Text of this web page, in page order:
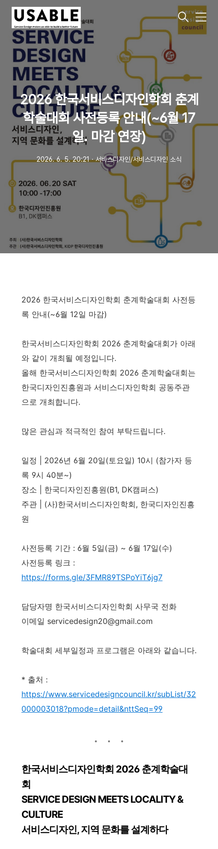
메
뉴
2026 한국서비스디자인학회 춘계
학술대회 사전등록 안내(~6월 17
일. 마감 연장)
2026. 6. 5. 20:21ㆍ서비스디자인/서비스디자인 소식
2026 한국서비스디자인학회 춘계학술대회 사전등
록 안내(~6월 12일 마감)
한국서비스디자인학회 2026 춘계학술대회가 아래
와 같이 개최될 예정입니다.
올해 한국서비스디자인학회 2026 춘계학술대회는
한국디자인진흥원과 서비스디자인학회 공동주관
으로 개최합니다.
많은 관심과 적극적인 참여 부탁드립니다.
일정 | 2026년 6월 20일(토요일) 10시 (참가자 등
록 9시 40분~)
장소 | 한국디자인진흥원(B1, DK캠퍼스)
주관 | (사)한국서비스디자인학회, 한국디자인진흥
원
사전등록 기간 : 6월 5일(금) ~ 6월 17일(수)
사전등록 링크 :
https://forms.gle/3FMR89TSPoYiT6jg7
담당자명 한국서비스디자인학회 사무국 전화
이메일 servicedesign20@gmail.com
학술대회 세부일정과 프로그램은 아래와 같습니다.
* 출처 :
https://www.servicedesigncouncil.kr/subList/32
000003018?pmode=detail&nttSeq=99
한국서비스디자인학회 2026 춘계학술대
회
SERVICE DESIGN MEETS LOCALITY &
CULTURE
서비스디자인, 지역 문화를 설계하다